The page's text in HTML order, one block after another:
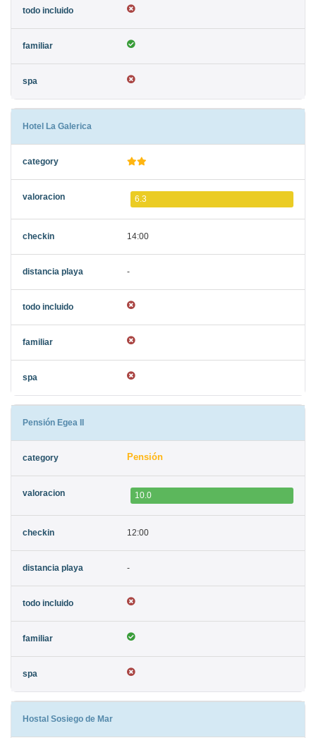
Hotel La Galerica
6.3
14:00
-
Pensión Egea II
Pensión
10.0
12:00
-
Hostal Sosiego de Mar